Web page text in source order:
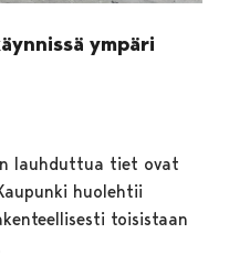
ympäri
lauhduttua tiet ovat
huolehtii
toisistaan